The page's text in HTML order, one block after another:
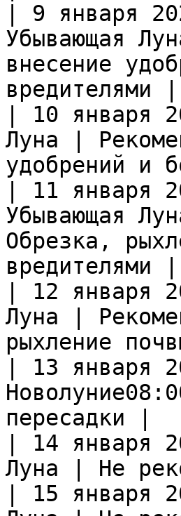
| 9 января
Убывающая
внесение
вредителями |
| 10 января
Луна |
удобрений и
| 11 января
Убывающая
Обрезка,
вредителями |
| 12 января
Луна |
рыхление
| 13 января
пересадки |
| 14 января
Луна | Не
| 15 января